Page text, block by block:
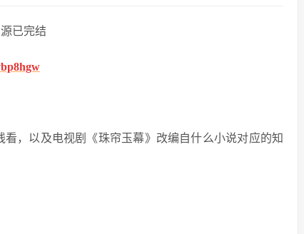
已完结
，以及电视剧《珠帘玉幕》改编自什么小说对应的知